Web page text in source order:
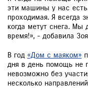
эти машины у нас
проходимая. Я всегда
когда метут снега.
время!», - добавила
В год «Дом с маяком»
дня в день помощь не
невозможно без
несколько